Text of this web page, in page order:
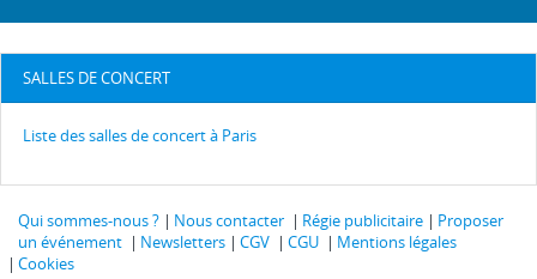
SALLES DE CONCERT
Liste des salles de concert à Paris
Qui sommes-nous ? Nous contacter Régie publicitaire
Proposer
un événement
Newsletters CGV CGU
Mentions légales
Cookies